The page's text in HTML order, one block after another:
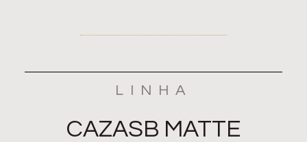
LINHA
CAZASB MATTE